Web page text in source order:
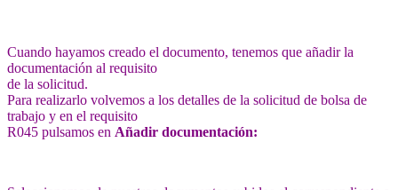
Cuando hayamos creado el documento, tenemos que añadir la
documentación al requisito
de la solicitud.
Para realizarlo volvemos a los detalles de la solicitud de bolsa de
trabajo y en el requisito
R045 pulsamos en Añadir documentación: